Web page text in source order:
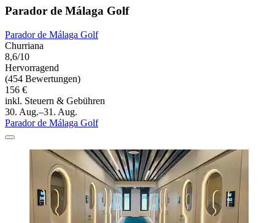
Parador de Málaga Golf
Parador de Málaga Golf
Churriana
8,6/10
Hervorragend
(454 Bewertungen)
156 €
inkl. Steuern & Gebühren
30. Aug.–31. Aug.
Parador de Málaga Golf